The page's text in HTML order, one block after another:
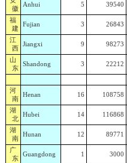
徽
Anhui 5 39540
福
建
Fujian 3 26843
江
西
Jiangxi 9 98273
山
东
Shandong 3 22212
河
南
Henan 16 108758
湖
北
Hubei 14 116868
湖
南
Hunan 12 89771
广
东
Guangdong 1 3000